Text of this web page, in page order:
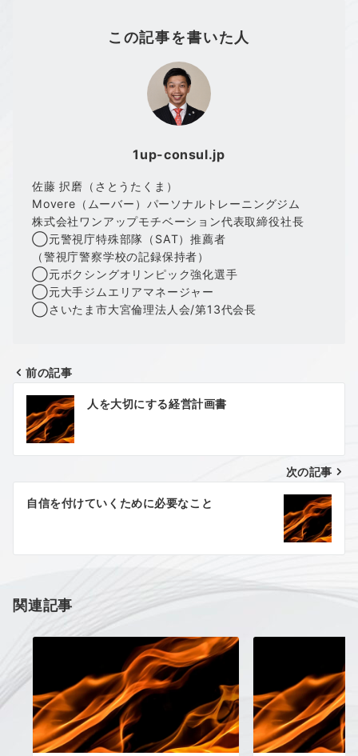
この記事を書いた人
1up-consul.jp
佐藤 択磨（さとうたくま）
Movere（ムーバー）パーソナルトレーニングジム
株式会社ワンアップモチベーション代表取締役社長
◯元警視庁特殊部隊（SAT）推薦者
（警視庁警察学校の記録保持者）
◯元ボクシングオリンピック強化選手
◯元大手ジムエリアマネージャー
◯さいたま市大宮倫理法人会/第13代会長
投
稿
ナ
ゲ
シ
ン
前の記事
人を大切にする経営計画書
次の記事
自信を付けていくために必要なこと
関連記事